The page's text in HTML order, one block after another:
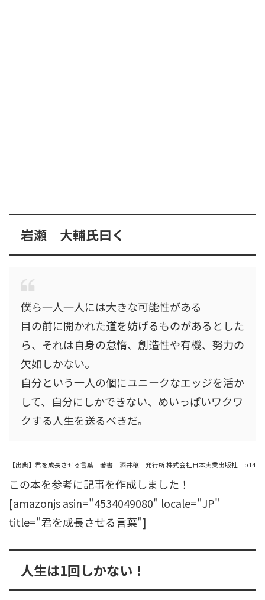
岩瀬 大輔氏曰く
僕ら一人一人には大きな可能性がある
目の前に開かれた道を妨げるものがあるとした
ら、それは自身の怠惰、創造性や有機、努力の
欠如しかない。
自分という一人の個にユニークなエッジを活か
して、自分にしかできない、めいっぱいワクワ
クする人生を送るべきだ。
【出典】君を成長させる言葉 著書 酒井穣 発行所 株式会社日本実業出版社 p14
この本を参考に記事を作成しました！
[amazonjs asin="4534049080" locale="JP"
title="君を成長させる言葉"]
人生は1回しかない！